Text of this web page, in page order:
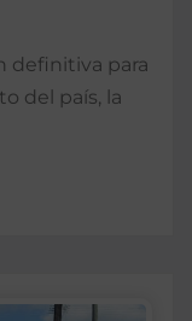
definitiva para
del país, la